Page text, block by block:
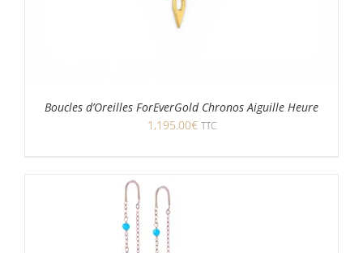
Boucles d’Oreilles ForEverGold Chronos Aiguille Heure
1,195.00€ TTC